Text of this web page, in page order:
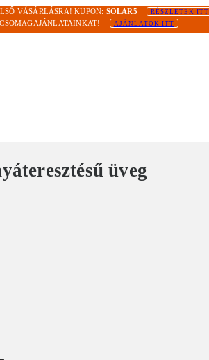
VÁSÁRLÁSRA! KUPON: SOLAR5 RÉSZLETEK ITT
AJÁNLATOK ITT
üveg